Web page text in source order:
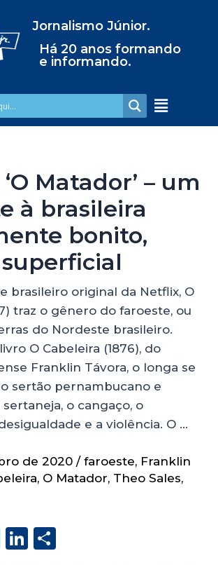
Jornalismo Júnior.
Há 20 anos formando
e informando.
Matador’ – um
à brasileira
bonito,
brasileiro original da Netflix, O
traz o gênero do faroeste, ou
do Nordeste brasileiro.
O Cabeleira (1876), do
Franklin Távora, o longa se
sertão pernambucano e
o cangaço, o
e a violência. O …
de 2020 / faroeste, Franklin
, O Matador, Theo Sales,
F
Li